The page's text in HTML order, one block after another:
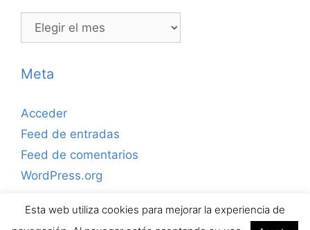
Archivos
Meta
Acceder
Feed de entradas
Feed de comentarios
WordPress.org
Esta web utiliza cookies para mejorar la experiencia de